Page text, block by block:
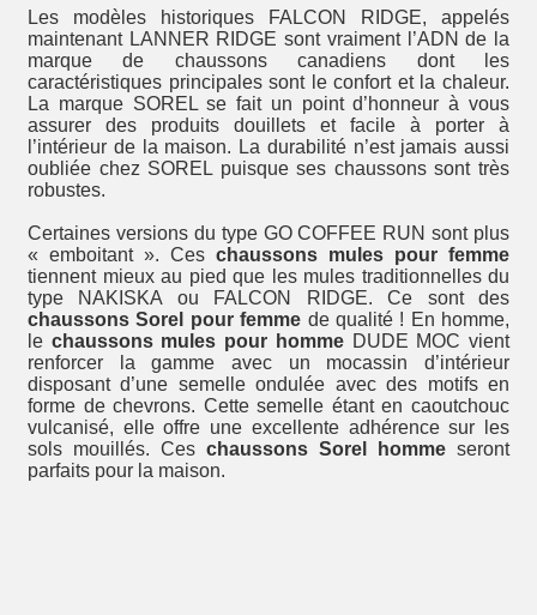
Les modèles historiques FALCON RIDGE, appelés
maintenant LANNER RIDGE sont vraiment l’ADN de la
marque de chaussons canadiens dont les
caractéristiques principales sont le confort et la chaleur.
La marque SOREL se fait un point d’honneur à vous
assurer des produits douillets et facile à porter à
l’intérieur de la maison. La durabilité n’est jamais aussi
oubliée chez SOREL puisque ses chaussons sont très
robustes.
Certaines versions du type GO COFFEE RUN sont plus
« emboitant ». Ces chaussons mules pour femme
tiennent mieux au pied que les mules traditionnelles du
type NAKISKA ou FALCON RIDGE. Ce sont des
chaussons Sorel pour femme de qualité ! En homme,
le chaussons mules pour hommeDUDE MOC vient
renforcer la gamme avec un mocassin d’intérieur
disposant d’une semelle ondulée avec des motifs en
forme de chevrons. Cette semelle étant en caoutchouc
vulcanisé, elle offre une excellente adhérence sur les
sols mouillés. Ces chaussons Sorel homme seront
parfaits pour la maison.